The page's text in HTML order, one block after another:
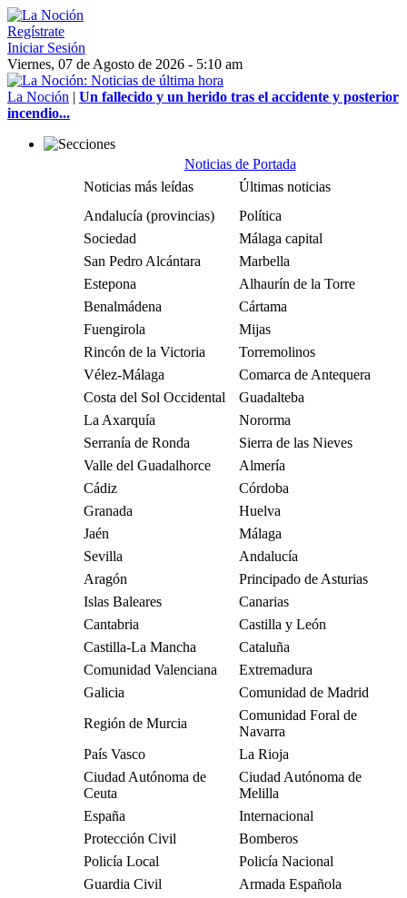
Regístrate
Iniciar Sesión
Viernes, 07 de Agosto de 2026 - 5:10 am
La Noción | Un fallecido y un herido tras el accidente y posterior
incendio...
Noticias de Portada
Noticias más leídas
Últimas noticias
Andalucía (provincias)
Política
Sociedad
Málaga capital
San Pedro Alcántara
Marbella
Estepona
Alhaurín de la Torre
Benalmádena
Cártama
Fuengirola
Mijas
Rincón de la Victoria
Torremolinos
Vélez-Málaga
Comarca de Antequera
Costa del Sol Occidental
Guadalteba
La Axarquía
Nororma
Serranía de Ronda
Sierra de las Nieves
Valle del Guadalhorce
Almería
Cádiz
Córdoba
Granada
Huelva
Jaén
Málaga
Sevilla
Andalucía
Aragón
Principado de Asturias
Islas Baleares
Canarias
Cantabria
Castilla y León
Castilla-La Mancha
Cataluña
Comunidad Valenciana
Extremadura
Galicia
Comunidad de Madrid
Región de Murcia
Comunidad Foral de
Navarra
País Vasco
La Rioja
Ciudad Autónoma de
Ceuta
Ciudad Autónoma de
Melilla
España
Internacional
Protección Civil
Bomberos
Policía Local
Policía Nacional
Guardia Civil
Armada Española